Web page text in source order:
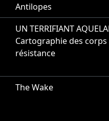
Antilopes
UN TERRIFIANT
Cartographie des corps
résistance
The Wake